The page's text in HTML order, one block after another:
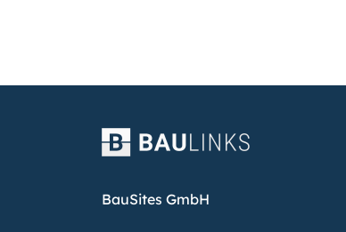
BauSites GmbH